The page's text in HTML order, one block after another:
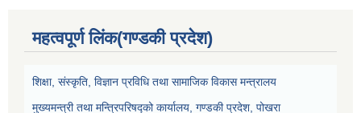
महत्वपूर्ण लिंक(गण्डकी प्रदेश)
शिक्षा, संस्कृति, विज्ञान प्रविधि तथा सामाजिक विकास मन्त्रालय
मुख्यमन्त्री तथा मन्त्रिपरिषद्को कार्यालय, गण्डकी प्रदेश, पोखरा